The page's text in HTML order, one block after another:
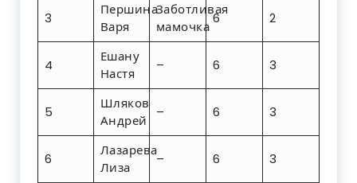
3
Першина
Варя
Заботливая
мамочка
6 2
4
Ешану
Настя
– 6 3
5
Шляков
Андрей
– 6 3
6
Лазарева
Лиза
– 6 3